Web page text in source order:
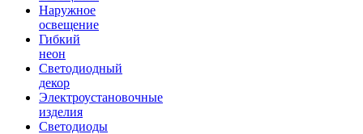
Наружное
освещение
Гибкий
неон
Светодиодный
декор
Электроустановочные
изделия
Светодиоды